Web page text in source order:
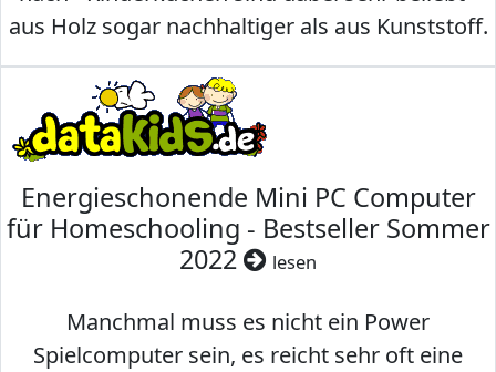
aus Holz sogar nachhaltiger als aus Kunststoff.
Energieschonende Mini PC Computer
für Homeschooling - Bestseller Sommer
2022
lesen
Manchmal muss es nicht ein Power
Spielcomputer sein, es reicht sehr oft eine